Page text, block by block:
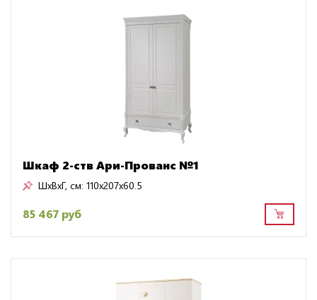
Шкаф 2-ств Ари-Прованс №1
ШxВxГ, см: 110x207x60.5
85 467 руб